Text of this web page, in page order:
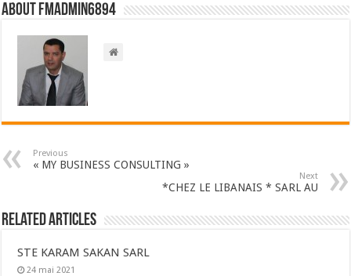
About FMadmin6894
Previous
« MY BUSINESS CONSULTING »
Next
*CHEZ LE LIBANAIS * SARL AU
Related Articles
STE KARAM SAKAN SARL
24 mai 2021